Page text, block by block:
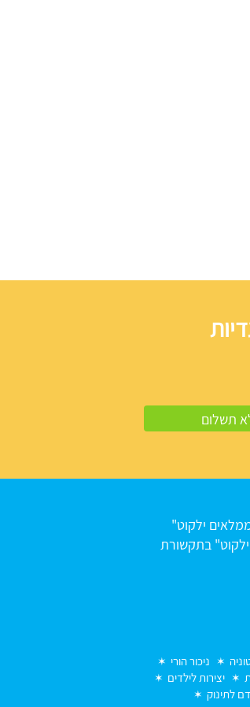
ילקוט"
בתקשורת
ניכור הורי
יצירות לילדים
לתינוק